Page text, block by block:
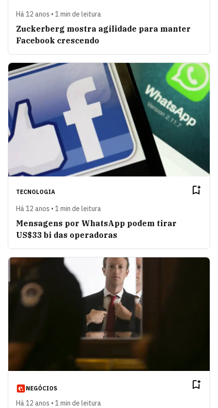
Há 12 anos • 1 min de leitura
Zuckerberg mostra agilidade para manter
Facebook crescendo
TECNOLOGIA
Há 12 anos • 1 min de leitura
Mensagens por WhatsApp podem tirar
US$33 bi das operadoras
NEGÓCIOS
Há 12 anos • 1 min de leitura